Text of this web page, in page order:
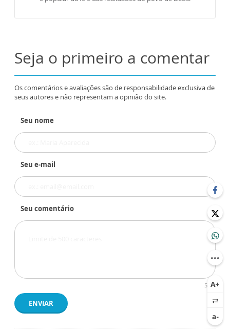
Seja o primeiro a comentar
Os comentários e avaliações são de responsabilidade exclusiva de
seus autores e não representam a opinião do site.
Seu nome
Seu e-mail
Seu comentário
500
ENVIAR